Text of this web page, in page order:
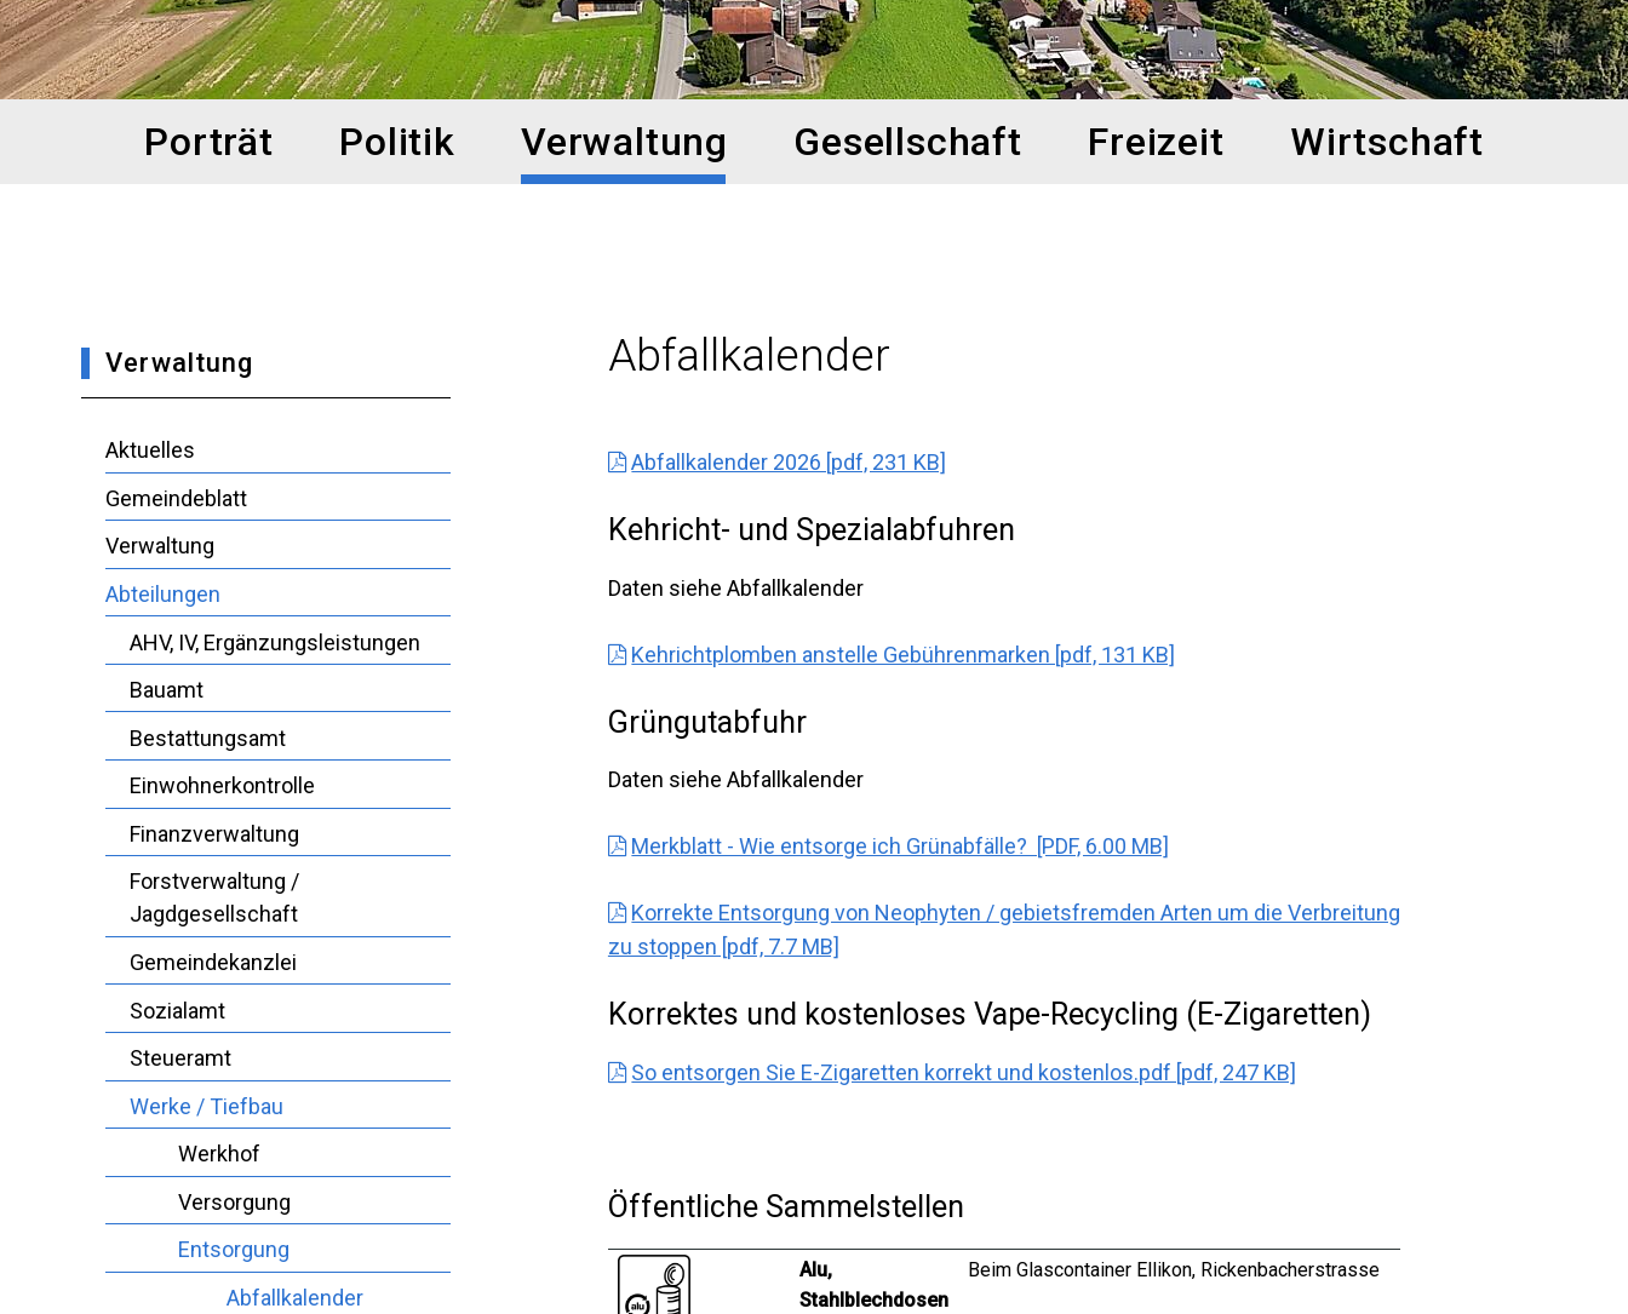
Porträt Politik Verwaltung Gesellschaft Freizeit Wirtschaft
Abfallkalender
Abfallkalender 2026 [pdf, 231 KB]
Kehricht- und Spezialabfuhren
Daten siehe Abfallkalender
Kehrichtplomben anstelle Gebührenmarken [pdf, 131 KB]
Grüngutabfuhr
Daten siehe Abfallkalender
Merkblatt - Wie entsorge ich Grünabfälle? [PDF, 6.00 MB]
Korrekte Entsorgung von Neophyten / gebietsfremden Arten um die Verbreitung
zu stoppen [pdf, 7.7 MB]
Korrektes und kostenloses Vape-Recycling (E-Zigaretten)
So entsorgen Sie E-Zigaretten korrekt und kostenlos.pdf [pdf, 247 KB]
Öffentliche Sammelstellen
Alu,
Stahlblechdosen
Beim Glascontainer Ellikon, Rickenbacherstrasse
Verwaltung
Aktuelles
Gemeindeblatt
Verwaltung
Abteilungen
AHV, IV, Ergänzungsleistungen
Bauamt
Bestattungsamt
Einwohnerkontrolle
Finanzverwaltung
Forstverwaltung /
Jagdgesellschaft
Gemeindekanzlei
Sozialamt
Steueramt
Werke / Tiefbau
Werkhof
Versorgung
Entsorgung
Abfallkalender